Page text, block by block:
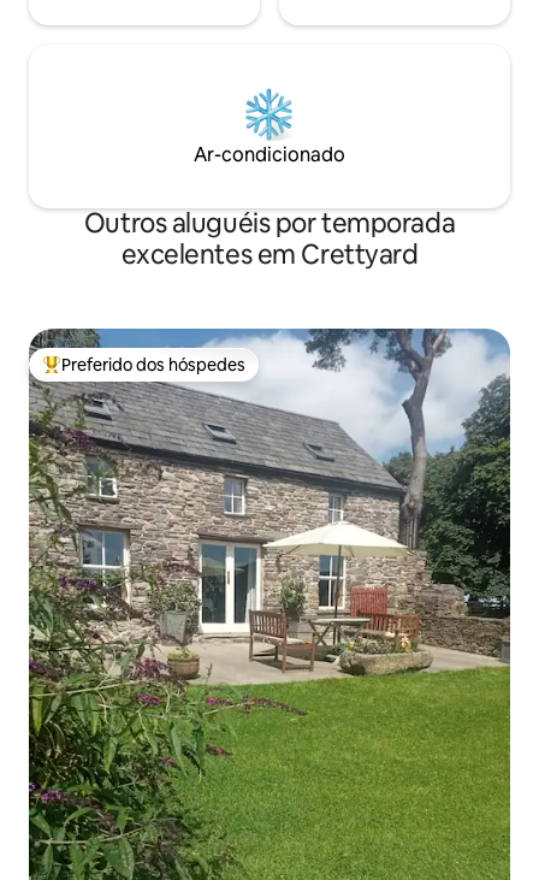
Ar-condicionado
Outros aluguéis por temporada
excelentes em Crettyard
Entre os melhores preferidos dos hóspedes
Preferido dos hóspedes